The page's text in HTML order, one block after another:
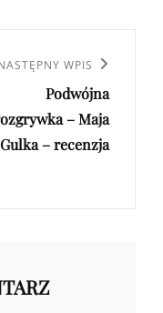
WPIS
Podwójna
– Maja
Gulka – recenzja